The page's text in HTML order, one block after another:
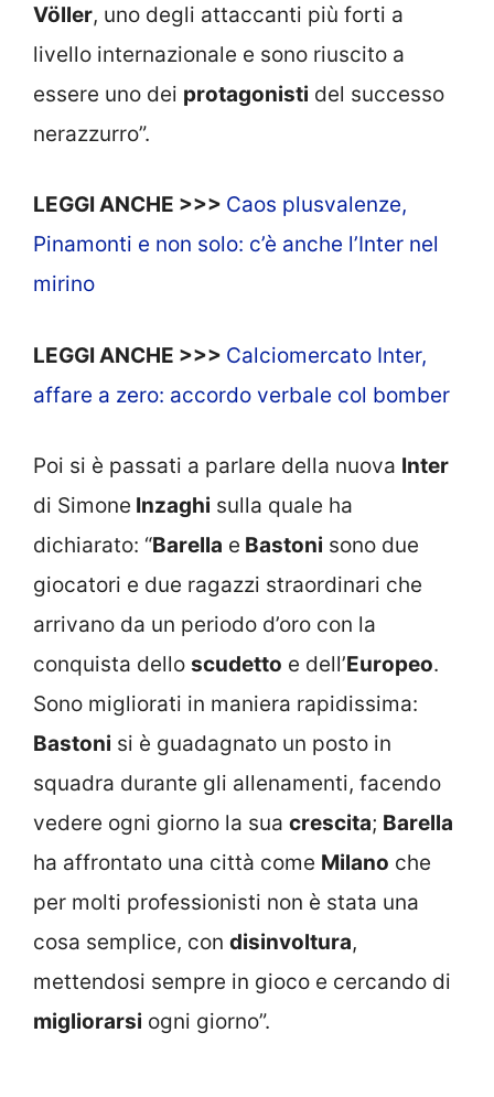
Völler, uno degli attaccanti più forti a
livello internazionale e sono riuscito a
essere uno dei protagonisti del successo
nerazzurro”.
LEGGI ANCHE >>> Caos plusvalenze,
Pinamonti e non solo: c’è anche l’Inter nel
mirino
LEGGI ANCHE >>> Calciomercato Inter,
affare a zero: accordo verbale col bomber
Poi si è passati a parlare della nuova Inter
di Simone Inzaghi sulla quale ha
dichiarato: “Barella e Bastoni sono due
giocatori e due ragazzi straordinari che
arrivano da un periodo d’oro con la
conquista dello scudetto e dell’Europeo.
Sono migliorati in maniera rapidissima:
Bastoni si è guadagnato un posto in
squadra durante gli allenamenti, facendo
vedere ogni giorno la sua crescita; Barella
ha affrontato una città come Milano che
per molti professionisti non è stata una
cosa semplice, con disinvoltura,
mettendosi sempre in gioco e cercando di
migliorarsi ogni giorno”.